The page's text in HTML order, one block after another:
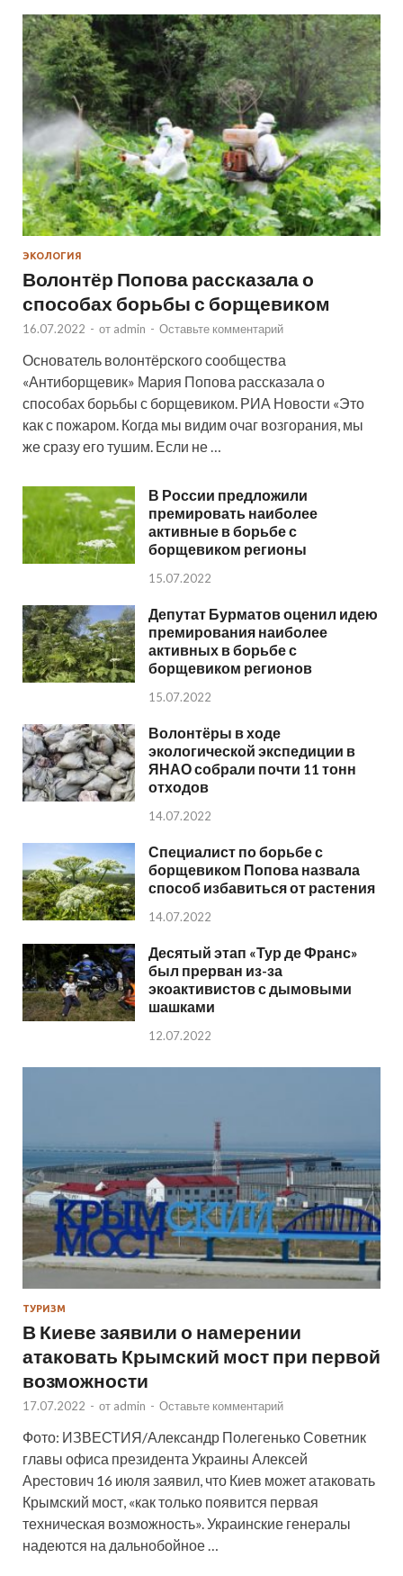
ЭКОЛОГИЯ
Волонтёр Попова рассказала о
способах борьбы с борщевиком
16.07.2022 - от admin - Оставьте комментарий
Основатель волонтёрского сообщества
«Антиборщевик» Мария Попова рассказала о
способах борьбы с борщевиком. РИА Новости «Это
как с пожаром. Когда мы видим очаг возгорания, мы
же сразу его тушим. Если не …
В России предложили
премировать наиболее
активные в борьбе с
борщевиком регионы
15.07.2022
Депутат Бурматов оценил идею
премирования наиболее
активных в борьбе с
борщевиком регионов
15.07.2022
Волонтёры в ходе
экологической экспедиции в
ЯНАО собрали почти 11 тонн
отходов
14.07.2022
Специалист по борьбе с
борщевиком Попова назвала
способ избавиться от растения
14.07.2022
Десятый этап «Тур де Франс»
был прерван из-за
экоактивистов с дымовыми
шашками
12.07.2022
ТУРИЗМ
В Киеве заявили о намерении
атаковать Крымский мост при первой
возможности
17.07.2022 - от admin - Оставьте комментарий
Фото: ИЗВЕСТИЯ/Александр Полегенько Советник
главы офиса президента Украины Алексей
Арестович 16 июля заявил, что Киев может атаковать
Крымский мост, «как только появится первая
техническая возможность». Украинские генералы
надеются на дальнобойное …